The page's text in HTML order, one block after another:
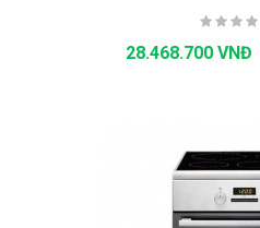
28.468.700 VNĐ